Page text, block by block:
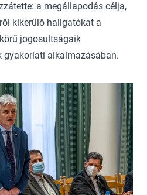
a megállapodás célja,
kikerülő hallgatókat a
jogosultságaik
gyakorlati alkalmazásában.